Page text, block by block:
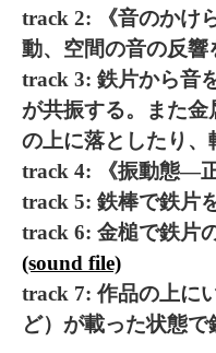
track 2: 《音のかけ
動、空間の音の反
track 3: 鉄片から音
が共振する。また
の上に落としたり、
track 4: 《振動態―
track 5: 鉄棒で鉄片
track 6: 金槌で鉄片
(sound file)
track 7: 作品の上に
ど）が載った状態